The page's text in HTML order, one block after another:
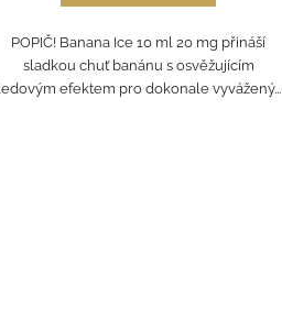
POPIČ! Banana Ice 10 ml 20 mg přináší
sladkou chuť banánu s osvěžujícím
ledovým efektem pro dokonale vyvážený...